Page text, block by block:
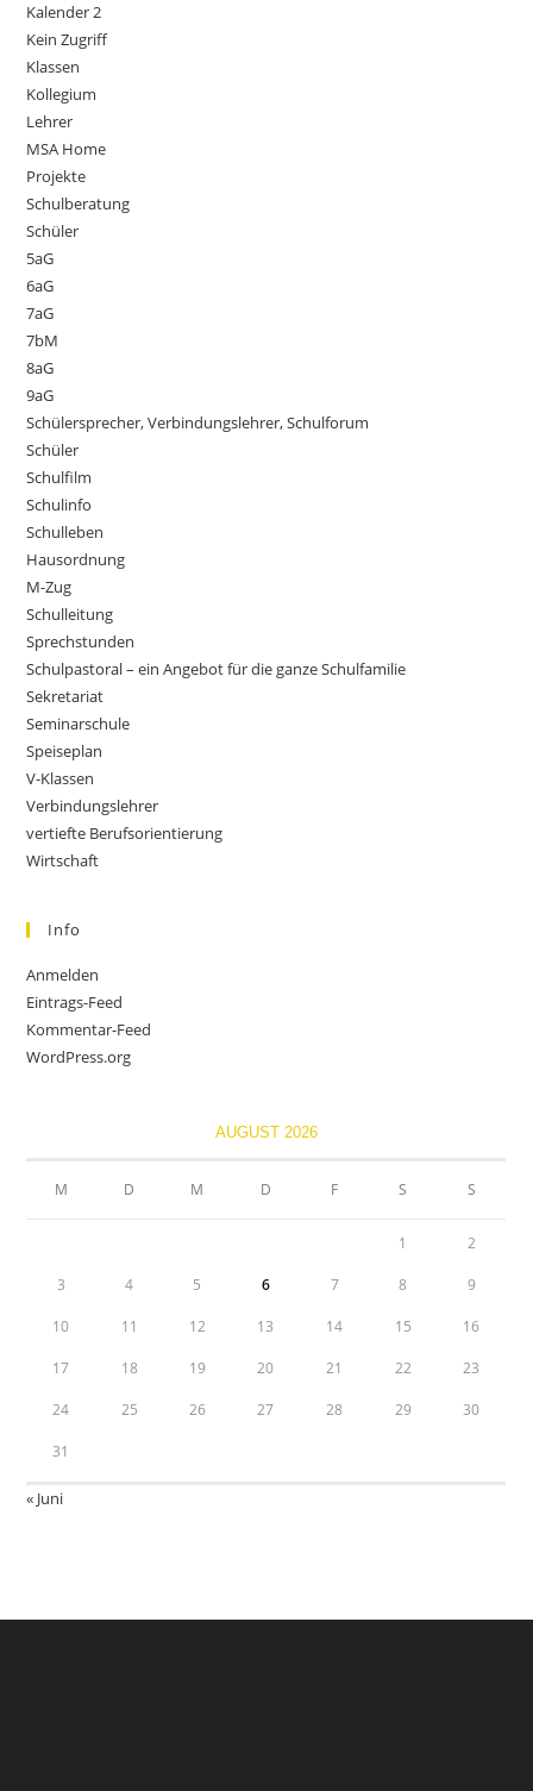
Kalender 2
Kein Zugriff
Klassen
Kollegium
Lehrer
MSA Home
Projekte
Schulberatung
Schüler
5aG
6aG
7aG
7bM
8aG
9aG
Schülersprecher, Verbindungslehrer, Schulforum
Schüler
Schulfilm
Schulinfo
Schulleben
Hausordnung
M-Zug
Schulleitung
Sprechstunden
Schulpastoral – ein Angebot für die ganze Schulfamilie
Sekretariat
Seminarschule
Speiseplan
V-Klassen
Verbindungslehrer
vertiefte Berufsorientierung
Wirtschaft
Info
Anmelden
Eintrags-Feed
Kommentar-Feed
WordPress.org
AUGUST 2026
M D M D F S S
1 2
3 4 5 6 7 8 9
10 11 12 13 14 15 16
17 18 19 20 21 22 23
24 25 26 27 28 29 30
31
« Juni